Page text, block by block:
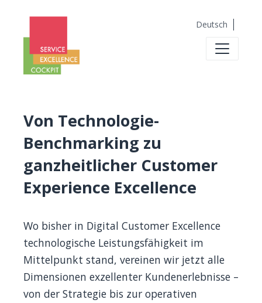
Deutsch
Von Technologie-
Benchmarking zu
ganzheitlicher Customer
Experience Excellence
Wo bisher in Digital Customer Excellence
technologische Leistungsfähigkeit im
Mittelpunkt stand, vereinen wir jetzt alle
Dimensionen exzellenter Kundenerlebnisse –
von der Strategie bis zur operativen